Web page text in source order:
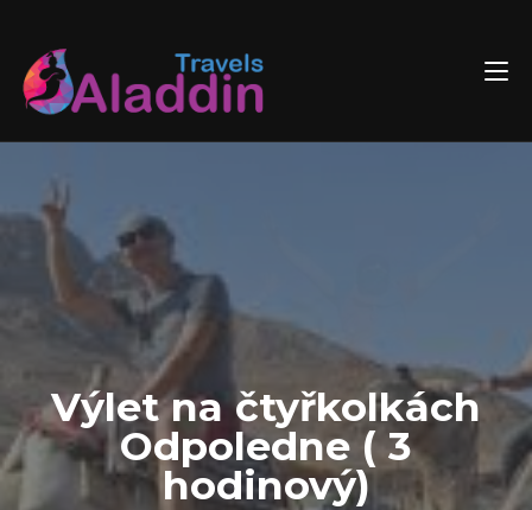
content
Výlet na čtyřkolkách
Odpoledne ( 3
hodinový)